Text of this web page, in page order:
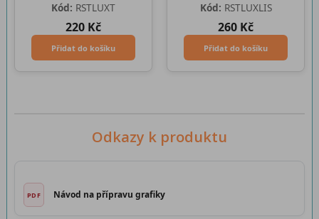
Kód: RSTLUXT
220 Kč
Přidat do košíku
Kód: RSTLUXLIS
260 Kč
Přidat do košíku
Odkazy k produktu
Návod na přípravu grafiky